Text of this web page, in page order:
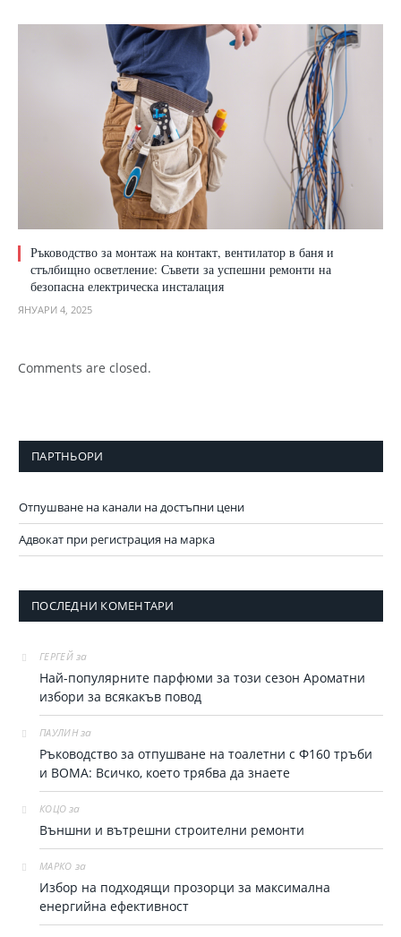
Ръководство за монтаж на контакт, вентилатор в баня и
стълбищно осветление: Съвети за успешни ремонти на
безопасна електрическа инсталация
ЯНУАРИ 4, 2025
Comments are closed.
ПАРТНЬОРИ
Отпушване на канали на достъпни цени
Адвокат при регистрация на марка
ПОСЛЕДНИ КОМЕНТАРИ
ГЕРГЕЙза
Най-популярните парфюми за тoзи сезон Ароматни
избори за всякакъв повод
ПАУЛИНза
Ръководство за отпушване на тоалетни с Ф160 тръби
и ВОМА: Всичко, което трябва да знаете
КОЦО за
Външни и вътрешни строителни ремонти
МАРКО за
Избор на подходящи прозорци за максимална
енергийна ефективност